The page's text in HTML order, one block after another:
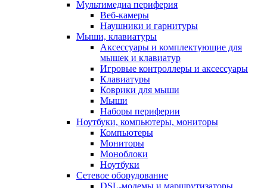
Мультимедиа периферия
Веб-камеры
Наушники и гарнитуры
Мыши, клавиатуры
Аксессуары и комплектующие для
мышек и клавиатур
Игровые контроллеры и аксессуары
Клавиатуры
Коврики для мыши
Мыши
Наборы периферии
Ноутбуки, компьютеры, мониторы
Компьютеры
Мониторы
Моноблоки
Ноутбуки
Сетевое оборудование
DSL-модемы и маршрутизаторы